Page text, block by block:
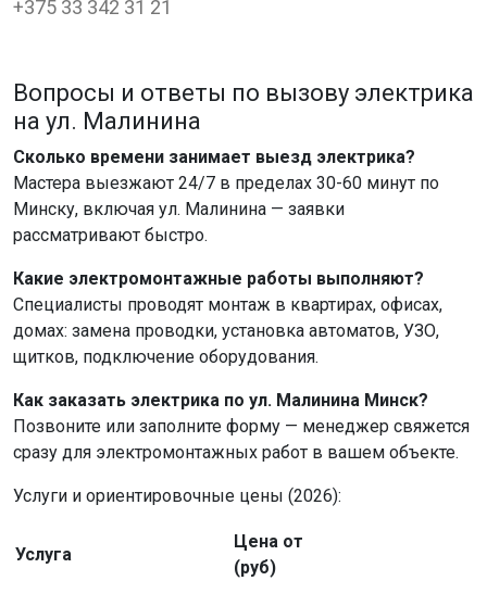
+375 33 342 31 21
Вопросы и ответы по вызову электрика
на ул. Малинина
Сколько времени занимает выезд электрика?
Мастера выезжают 24/7 в пределах 30-60 минут по
Минску, включая ул. Малинина — заявки
рассматривают быстро.
Какие электромонтажные работы выполняют?
Специалисты проводят монтаж в квартирах, офисах,
домах: замена проводки, установка автоматов, УЗО,
щитков, подключение оборудования.
Как заказать электрика по ул. Малинина Минск?
Позвоните или заполните форму — менеджер свяжется
сразу для электромонтажных работ в вашем объекте.
Услуги и ориентировочные цены (2026):
Услуга
Цена от
(руб)